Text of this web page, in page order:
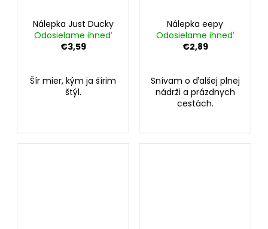
Nálepka Just Ducky
Odosielame ihneď
€3,59
Šír mier, kým ja šírim
štýl.
Nálepka eepy
Odosielame ihneď
€2,89
Snívam o ďalšej plnej
nádrži a prázdnych
cestách.